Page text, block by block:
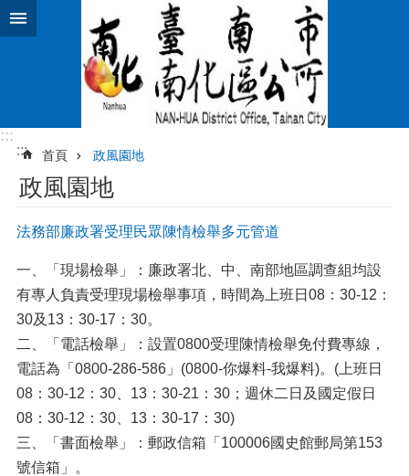
跳到主要內容區塊
:::
:::
首頁 政風園地
政風園地
法務部廉政署受理民眾陳情檢舉多元管道
一、「現場檢舉」：廉政署北、中、南部地區調查組均設
有專人負責受理現場檢舉事項，時間為上班日08：30-12：
30及13：30-17：30。
二、「電話檢舉」：設置0800受理陳情檢舉免付費專線，
電話為「0800-286-586」(0800-你爆料-我爆料)。(上班日
08：30-12：30、13：30-21：30；週休二日及國定假日
08：30-12：30、13：30-17：30)
三、「書面檢舉」：郵政信箱「100006國史館郵局第153
號信箱」。